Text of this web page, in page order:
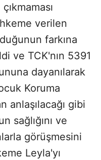
verilen
farkına
ve TCK'nın 5391
dayanılarak
Koruma
anlaşılacağı gibi
sağlığını ve
görüşmesini
Leyla'yı